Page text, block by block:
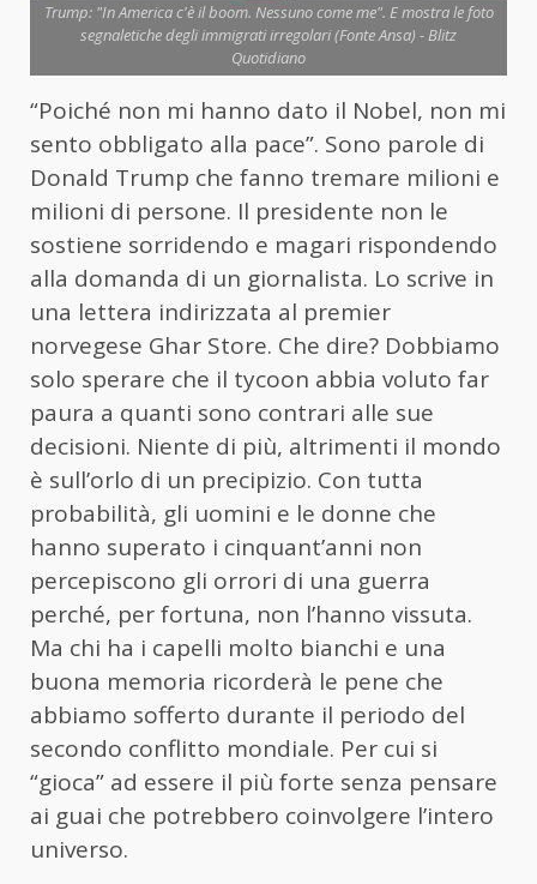
Trump: "In America c'è il boom. Nessuno come me". E mostra le foto
segnaletiche degli immigrati irregolari (Fonte Ansa) - Blitz
Quotidiano
“Poiché non mi hanno dato il Nobel, non mi
sento obbligato alla pace”. Sono parole di
Donald Trump che fanno tremare milioni e
milioni di persone. Il presidente non le
sostiene sorridendo e magari rispondendo
alla domanda di un giornalista. Lo scrive in
una lettera indirizzata al premier
norvegese Ghar Store. Che dire? Dobbiamo
solo sperare che il tycoon abbia voluto far
paura a quanti sono contrari alle sue
decisioni. Niente di più, altrimenti il mondo
è sull’orlo di un precipizio. Con tutta
probabilità, gli uomini e le donne che
hanno superato i cinquant’anni non
percepiscono gli orrori di una guerra
perché, per fortuna, non l’hanno vissuta.
Ma chi ha i capelli molto bianchi e una
buona memoria ricorderà le pene che
abbiamo sofferto durante il periodo del
secondo conflitto mondiale. Per cui si
“gioca” ad essere il più forte senza pensare
ai guai che potrebbero coinvolgere l’intero
universo.